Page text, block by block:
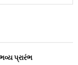
પ્રારંભ